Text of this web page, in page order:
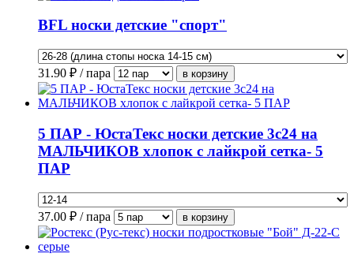
BFL носки детские "спорт"
31.90 ₽ / пара
5 ПАР - ЮстаТекс носки детские 3с24 на
МАЛЬЧИКОВ хлопок с лайкрой сетка- 5
ПАР
37.00 ₽ / пара